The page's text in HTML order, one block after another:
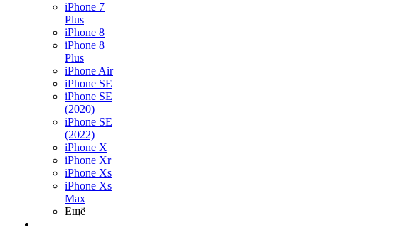
iPhone 7
Plus
iPhone 8
iPhone 8
Plus
iPhone Air
iPhone SE
iPhone SE
(2020)
iPhone SE
(2022)
iPhone X
iPhone Xr
iPhone Xs
iPhone Xs
Max
Ещё